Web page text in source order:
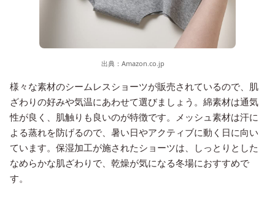
出典： Amazon.co.jp
様々な素材のシームレスショーツが販売されているので、肌
ざわりの好みや気温にあわせて選びましょう。綿素材は通気
性が良く、肌触りも良いのが特徴です。メッシュ素材は汗に
よる蒸れを防げるので、暑い日やアクティブに動く日に向い
ています。保湿加工が施されたショーツは、しっとりとした
なめらかな肌ざわりで、乾燥が気になる冬場におすすめで
す。